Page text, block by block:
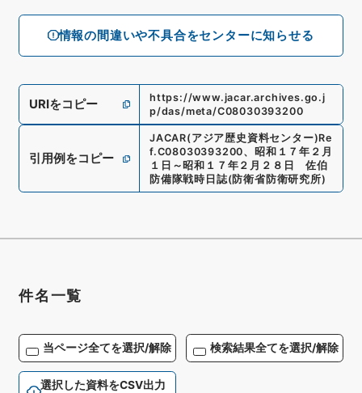
情報の間違いや不具合をセンターに知らせる
URIをコピー
https://www.jacar.archives.go.j
p/das/meta/C08030393200
引用例をコピー
JACAR(アジア歴史資料センター)Re
f.C08030393200、 昭和１７年２月
１日～昭和１７年２月２８日 佐伯
防備隊戦時日誌(防衛省防衛研究所)
件名一覧
当ページ全てを選択/解除 検索結果全てを選択/解除
選択した資料をCSV出力